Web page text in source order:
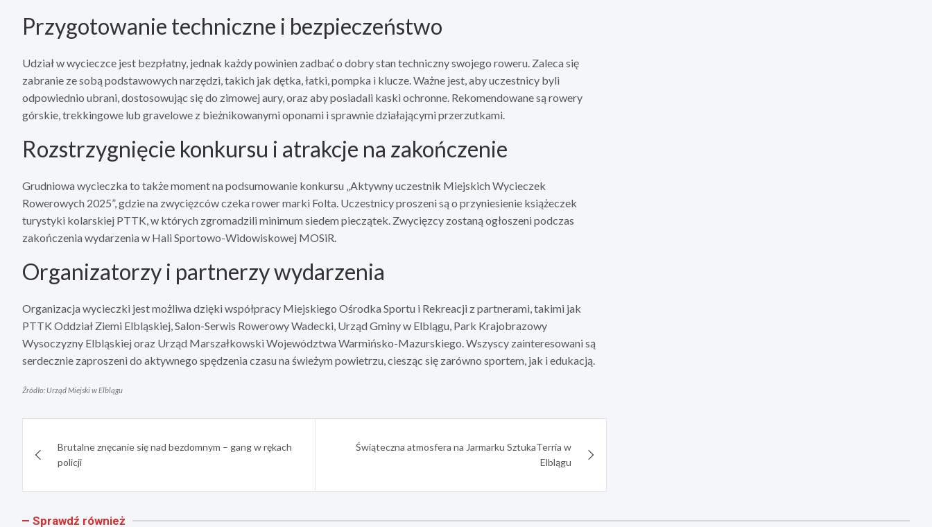
Przygotowanie techniczne i bezpieczeństwo
Udział w wycieczce jest bezpłatny, jednak każdy powinien zadbać o dobry stan techniczny swojego roweru. Zaleca się
zabranie ze sobą podstawowych narzędzi, takich jak dętka, łatki, pompka i klucze. Ważne jest, aby uczestnicy byli
odpowiednio ubrani, dostosowując się do zimowej aury, oraz aby posiadali kaski ochronne. Rekomendowane są rowery
górskie, trekkingowe lub gravelowe z bieżnikowanymi oponami i sprawnie działającymi przerzutkami.
Rozstrzygnięcie konkursu i atrakcje na zakończenie
Grudniowa wycieczka to także moment na podsumowanie konkursu „Aktywny uczestnik Miejskich Wycieczek
Rowerowych 2025”, gdzie na zwycięzców czeka rower marki Folta. Uczestnicy proszeni są o przyniesienie książeczek
turystyki kolarskiej PTTK, w których zgromadzili minimum siedem pieczątek. Zwycięzcy zostaną ogłoszeni podczas
zakończenia wydarzenia w Hali Sportowo-Widowiskowej MOSiR.
Organizatorzy i partnerzy wydarzenia
Organizacja wycieczki jest możliwa dzięki współpracy Miejskiego Ośrodka Sportu i Rekreacji z partnerami, takimi jak
PTTK Oddział Ziemi Elbląskiej, Salon-Serwis Rowerowy Wadecki, Urząd Gminy w Elblągu, Park Krajobrazowy
Wysoczyzny Elbląskiej oraz Urząd Marszałkowski Województwa Warmińsko-Mazurskiego. Wszyscy zainteresowani są
serdecznie zaproszeni do aktywnego spędzenia czasu na świeżym powietrzu, ciesząc się zarówno sportem, jak i edukacją.
Źródło: Urząd Miejski w Elblągu
wpisuBrutalne znęcanie się nad bezdomnym – gang w rękach
policji
Świąteczna atmosfera na Jarmarku SztukaTerria w
Elblągu
Sprawdź również